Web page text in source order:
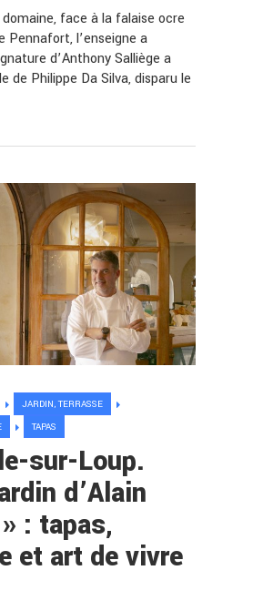
face à la falaise ocre
Pennafort, l’enseigne a
d’Anthony Salliège a
de Philippe Da Silva, disparu le
JARDIN, TERRASSE
TAPAS
sur-Loup.
d’Alain
: tapas,
et art de vivre